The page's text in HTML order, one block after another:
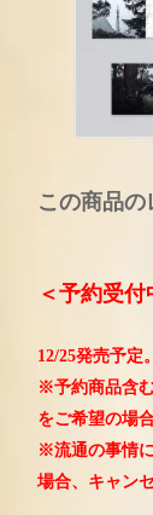
この商品の
＜予約受付
12/25発売予定
※予約商品含
をご希望の場
※流通の事情
場合、キャン